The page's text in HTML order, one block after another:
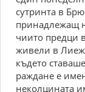
сутринта в
принадлежащ
чиито предци
живели в
където
раждане е
неколцината